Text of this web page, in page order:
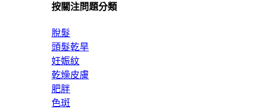
按關注問題分類
脫髮
頭髮乾旱
妊娠紋
乾燥皮膚
肥胖
色斑